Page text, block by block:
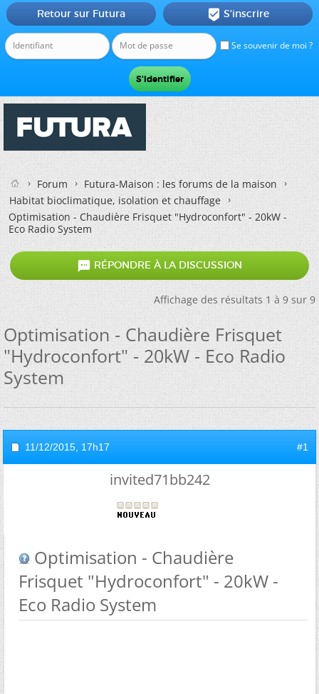
Se souvenir de moi ?
Retour sur Futura  S'inscrire
Forum
Futura-Maison : les forums de la maison
Habitat bioclimatique, isolation et chauffage
Optimisation - Chaudière Frisquet "Hydroconfort" - 20kW -
Eco Radio System
 RÉPONDRE À LA DISCUSSION
Affichage des résultats 1 à 9 sur 9
Optimisation - Chaudière Frisquet
"Hydroconfort" - 20kW - Eco Radio
System
11/12/2015, 17h17 #1
invited71bb242
Optimisation - Chaudière
Frisquet "Hydroconfort" - 20kW -
Eco Radio System